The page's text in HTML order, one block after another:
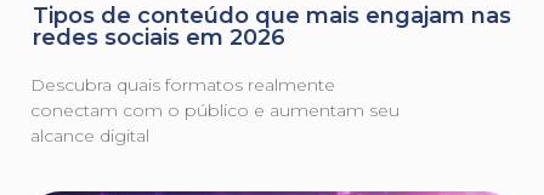
Tipos de conteúdo que mais engajam nas
redes sociais em 2026
Descubra quais formatos realmente
conectam com o público e aumentam seu
alcance digital